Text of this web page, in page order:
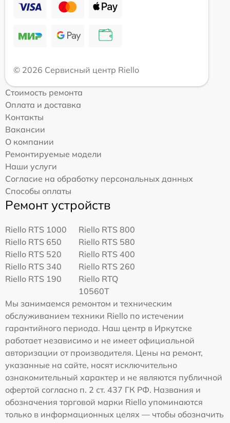
© 2026 Сервисный центр Riello
Стоимость ремонта
Оплата и доставка
Контакты
Вакансии
О компании
Ремонтируемые модели
Наши услуги
Согласие на обработку персональных данных
Способы оплаты
Ремонт устройств
Riello RTS 1000
Riello RTS 800
Riello RTS 650
Riello RTS 580
Riello RTS 520
Riello RTS 400
Riello RTS 340
Riello RTS 260
Riello RTS 190
Riello RTQ
10560T
Мы занимаемся ремонтом и техническим
обслуживанием техники Riello по истечении
гарантийного периода. Наш центр в Иркутске
работает независимо и не имеет официальной
авторизации от производителя. Цены на ремонт,
указанные на сайте, носят исключительно
ознакомительный характер и не являются публичной
офертой согласно п. 2 ст. 437 ГК РФ. Названия и
обозначения торговой марки Riello упоминаются
только в информационных целях — чтобы обозначить